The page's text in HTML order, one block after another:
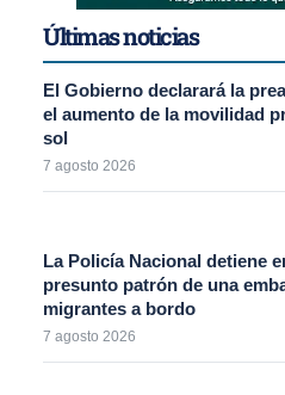
Últimas noticias
El Gobierno declarará la
el aumento de la movilidad
sol
7 agosto 2026
La Policía Nacional detiene
presunto patrón de una
migrantes a bordo
7 agosto 2026